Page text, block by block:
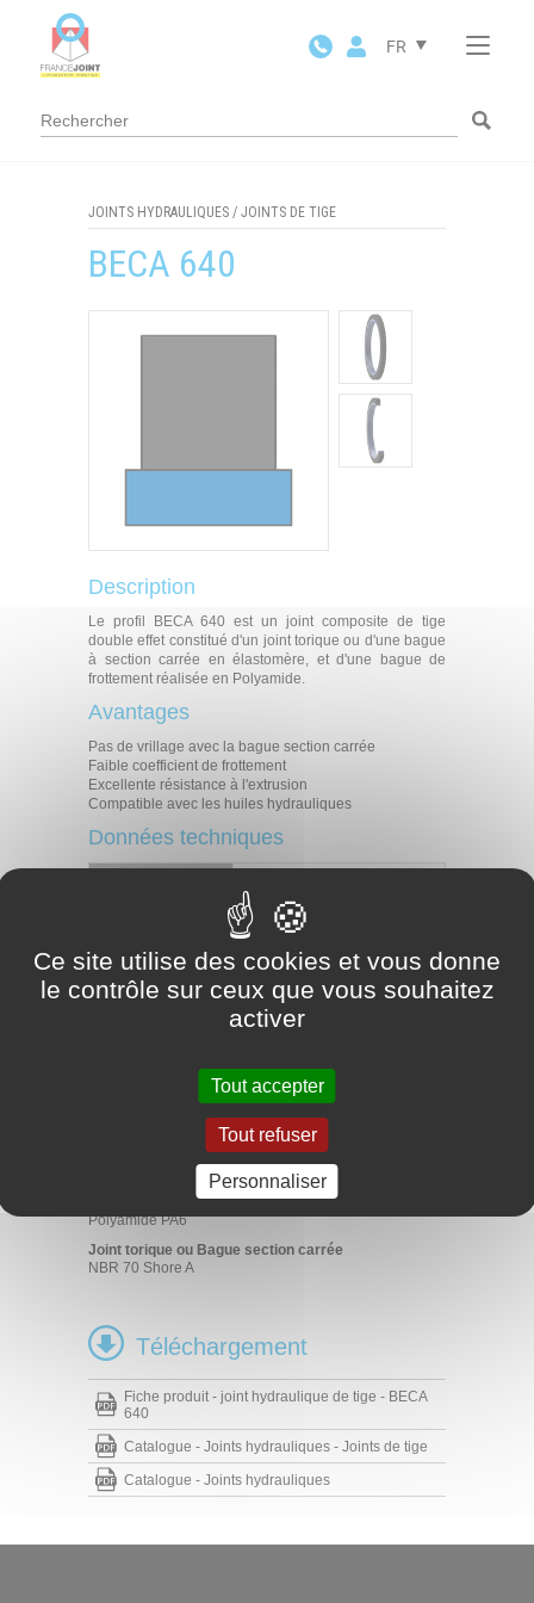
FR
JOINTS HYDRAULIQUES / JOINTS DE TIGE
BECA 640
Description
Le profil BECA 640 est un joint composite de tige
double effet constitué d'un joint torique ou d'une bague
à section carrée en élastomère, et d'une bague de
frottement réalisée en Polyamide.
Avantages
Pas de vrillage avec la bague section carrée
Faible coefficient de frottement
Excellente résistance à l'extrusion
Compatible avec les huiles hydrauliques
Données techniques
40 MPa
0,5 m/s
Fluides en contact
Huiles hydrauliques minérales
Fluides difficilement inflammables
Fluides biocompatibles
Autres (contactez nos experts)
Applications
Hydraulique mobile
Bague de frottement
Polyamide PA6
Joint torique ou Bague section carrée
NBR 70 Shore A
Téléchargement
Fiche produit - joint hydraulique de tige - BECA
640
Catalogue - Joints hydrauliques - Joints de tige
Catalogue - Joints hydrauliques
Ce site utilise des cookies et vous donne
le contrôle sur ceux que vous souhaitez
activer
Tout accepter
Tout refuser
Personnaliser